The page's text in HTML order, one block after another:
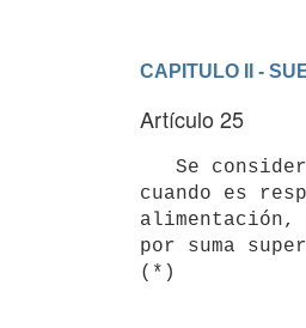
CAPITULO II -
Artículo 25
cuando es
alimentación,
por suma
(*)